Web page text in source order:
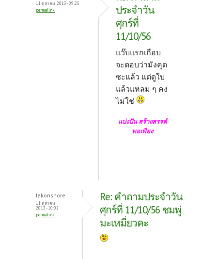
11 ตุลาคม, 2013 - 09:25
permalink
ประจำวัน
ศุกร์ที่
11/10/56
แว๊บแรกเกือบ
จะตอบว่ามังคุด
ซะแล้ว แต่ดูใบ
แล้วแหลม ๆ คง
ไม่ใช่
แบ่งปัน สร้างสรรค์
พอเพียง
lekonshore
11 ตุลาคม,
2013 - 10:02
permalink
Re: คำถามประจำวัน
ศุกร์ที่ 11/10/56 ชมพู่
มะเหมี่ยวคะ